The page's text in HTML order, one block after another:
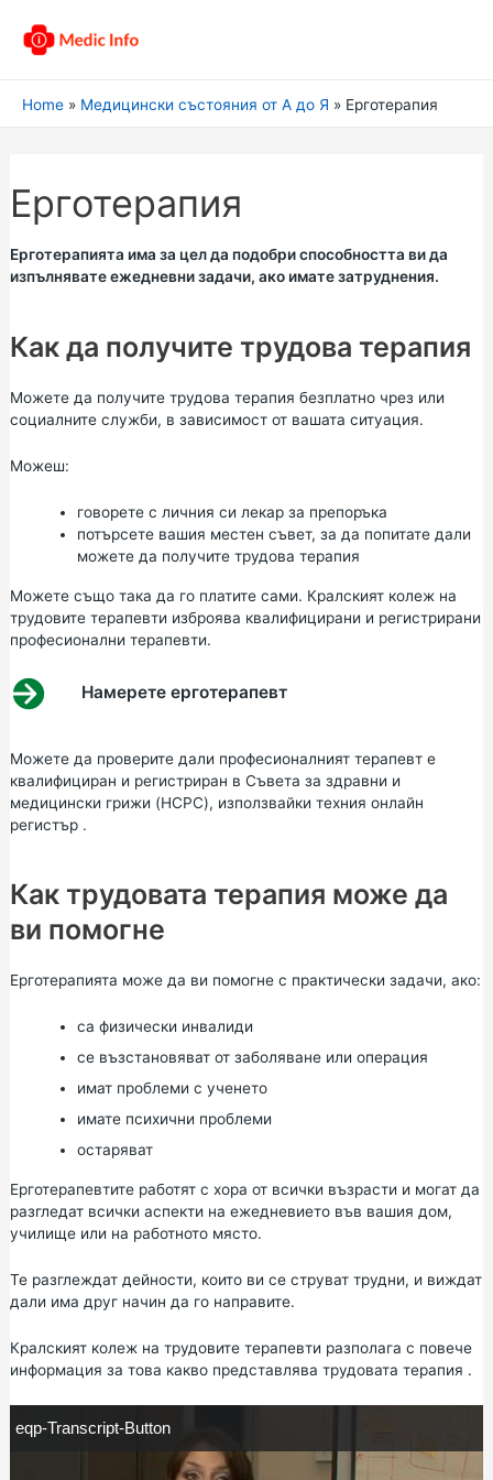
Home Медицински състояния от А до Я Ерготерапия
Ерготерапия
Ерготерапията има за цел да подобри способността ви да
изпълнявате ежедневни задачи, ако имате затруднения.
Как да получите трудова терапия
Можете да получите трудова терапия безплатно чрез или
социалните служби, в зависимост от вашата ситуация.
Можеш:
говорете с личния си лекар за препоръка
потърсете вашия местен съвет, за да попитате дали
можете да получите трудова терапия
Можете също така да го платите сами. Кралският колеж на
трудовите терапевти изброява квалифицирани и регистрирани
професионални терапевти.
Намерете ерготерапевт
Можете да проверите дали професионалният терапевт е
квалифициран и регистриран в Съвета за здравни и
медицински грижи (HCPC), използвайки техния онлайн
регистър.
Как трудовата терапия може да
ви помогне
Ерготерапията може да ви помогне с практически задачи, ако:
са физически инвалиди
се възстановяват от заболяване или операция
имат проблеми с ученето
имате психични проблеми
остаряват
Ерготерапевтите работят с хора от всички възрасти и могат да
разгледат всички аспекти на ежедневието във вашия дом,
училище или на работното място.
Те разглеждат дейности, които ви се струват трудни, и виждат
дали има друг начин да го направите.
Кралският колеж на трудовите терапевти разполага с повече
информация за това какво представлява трудовата терапия .
eeqp-Transcript-Button